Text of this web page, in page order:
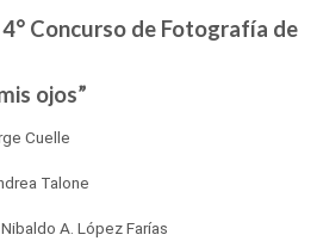
Concurso de Fotografía de
ojos”
Cuelle
Talone
A. López Farías